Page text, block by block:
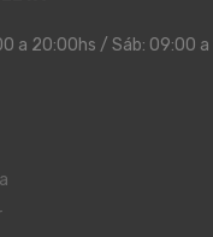
a 20:00hs / Sáb: 09:00 a